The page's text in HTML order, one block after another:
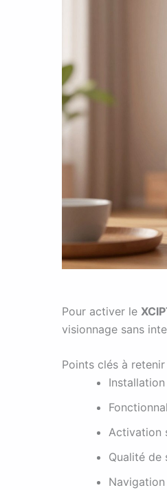
Pour activer le
visionnage sans
Points clés à retenir
Activation
Qualité de